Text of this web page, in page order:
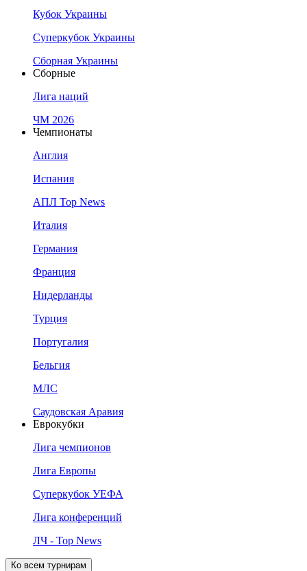
Кубок Украины
Суперкубок Украины
Сборная Украины
Сборные
Лига наций
ЧМ 2026
Чемпионаты
Англия
Испания
АПЛ Top News
Италия
Германия
Франция
Нидерланды
Турция
Португалия
Бельгия
МЛС
Саудовская Аравия
Еврокубки
Лига чемпионов
Лига Европы
Суперкубок УЕФА
Лига конференций
ЛЧ - Top News
Ко всем турнирам